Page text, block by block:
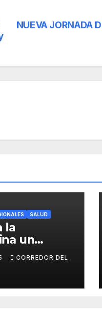
NUEVA JORNADA
SALUD
la
un
duelo y la
CORREDOR DEL